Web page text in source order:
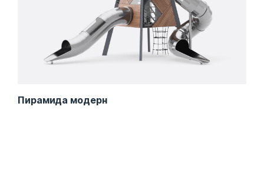
Пирамида модерн